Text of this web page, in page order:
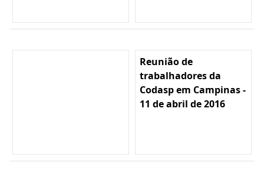
Reunião de
trabalhadores da
Codasp em Campinas -
11 de abril de 2016